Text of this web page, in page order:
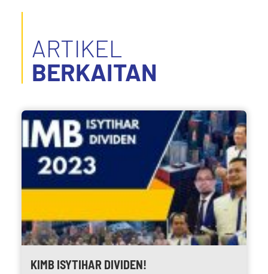
ARTIKEL
BERKAITAN
KIMB ISYTIHAR DIVIDEN!